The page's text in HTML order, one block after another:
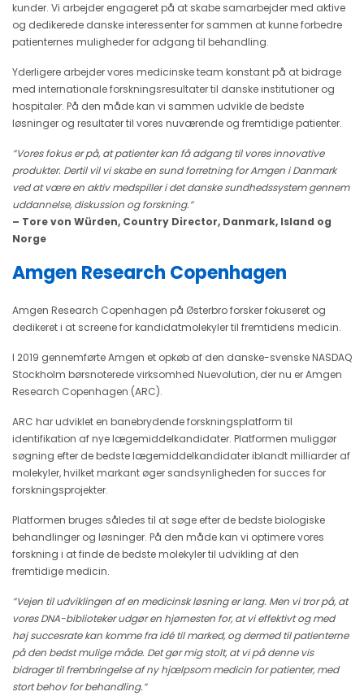
kunder. Vi arbejder engageret på at skabe samarbejder med aktive
og dedikerede danske interessenter for sammen at kunne forbedre
patienternes muligheder for adgang til behandling.
Yderligere arbejder vores medicinske team konstant på at bidrage
med internationale forskningsresultater til danske institutioner og
hospitaler. På den måde kan vi sammen udvikle de bedste
løsninger og resultater til vores nuværende og fremtidige patienter.
”Vores fokus er på, at patienter kan få adgang til vores innovative
produkter. Dertil vil vi skabe en sund forretning for Amgen i Danmark
ved at være en aktiv medspiller i det danske sundhedssystem gennem
uddannelse, diskussion og forskning.”
– Tore von Würden, Country Director, Danmark, Island og
Norge
Amgen Research Copenhagen
Amgen Research Copenhagen på Østerbro forsker fokuseret og
dedikeret i at screene for kandidatmolekyler til fremtidens medicin.
I 2019 gennemførte Amgen et opkøb af den danske-svenske NASDAQ
Stockholm børsnoterede virksomhed Nuevolution, der nu er Amgen
Research Copenhagen (ARC).
ARC har udviklet en banebrydende forskningsplatform til
identifikation af nye lægemiddelkandidater. Platformen muliggør
søgning efter de bedste lægemiddelkandidater iblandt milliarder af
molekyler, hvilket markant øger sandsynligheden for succes for
forskningsprojekter.
Platformen bruges således til at søge efter de bedste biologiske
behandlinger og løsninger. På den måde kan vi optimere vores
forskning i at finde de bedste molekyler til udvikling af den
fremtidige medicin.
”Vejen til udviklingen af en medicinsk løsning er lang. Men vi tror på, at
vores DNA-biblioteker udgør en hjørnesten for, at vi effektivt og med
høj succesrate kan komme fra idé til marked, og dermed til patienterne
på den bedst mulige måde. Det gør mig stolt, at vi på denne vis
bidrager til frembringelse af ny hjælpsom medicin for patienter, med
stort behov for behandling.”